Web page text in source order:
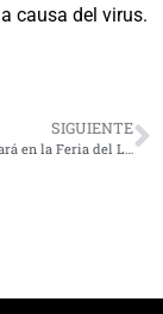
causa del virus.
SIGUIENTE
Carlos Pinto estará en la Feria del Libro de La Serena